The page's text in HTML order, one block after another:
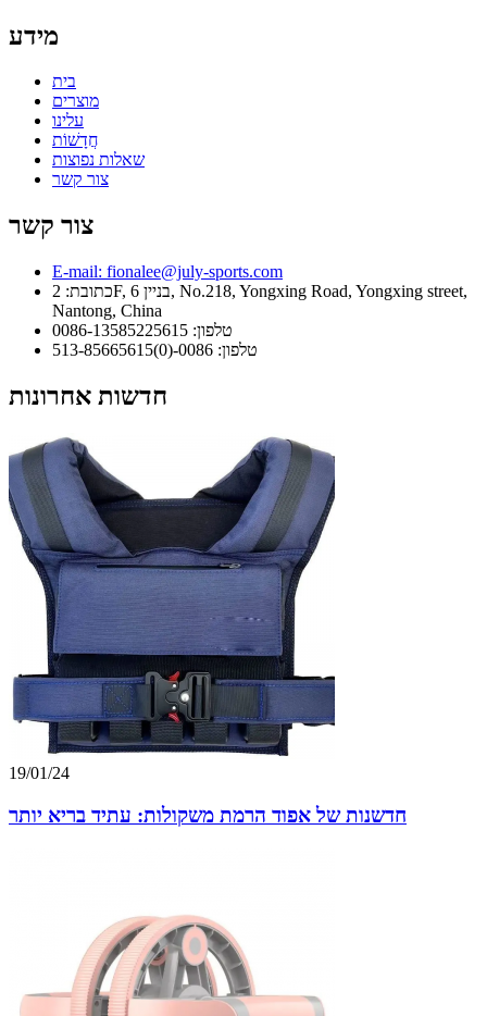
מידע
בית
מוצרים
עלינו
חֲדָשׁוֹת
שאלות נפוצות
צור קשר
צור קשר
E-mail: fionalee@july-sports.com
כתובת: 2F, בניין 6, No.218, Yongxing Road, Yongxing street,
Nantong, China
טלפון: 0086-13585225615
טלפון: 0086-(0)513-85665615
חדשות אחרונות
19/01/24
חדשנות של אפוד הרמת משקולות: עתיד בריא יותר